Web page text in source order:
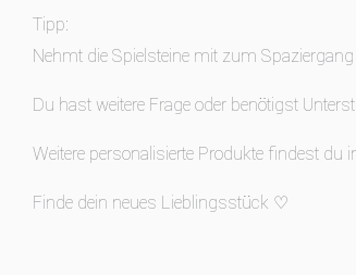
Tipp:
Nehmt die Spielsteine mit zum
Du hast weitere Frage oder benötigst
Weitere personalisierte Produkte findest du
Finde dein neues Lieblingsstück ♡